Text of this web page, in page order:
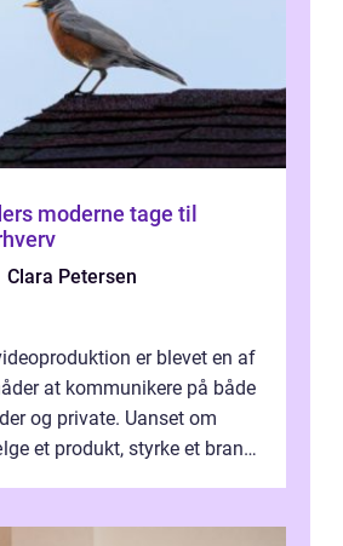
til
Clara Petersen
er blevet en af
at kommunikere på både
og private. Uanset om
et produkt, styrke et brand,